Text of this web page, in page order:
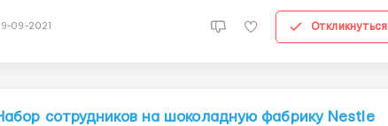
женщин/семейные пары возраст: м...
09-2021 Откликнуться
сотрудников на шоколадную фабрику Nestle